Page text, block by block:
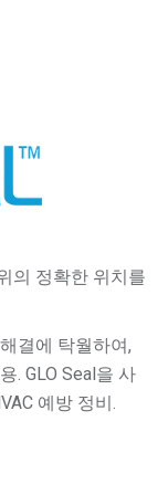
의 정확한 위치를
결에 탁월하여,
. GLO Seal을 사
예방 정비.